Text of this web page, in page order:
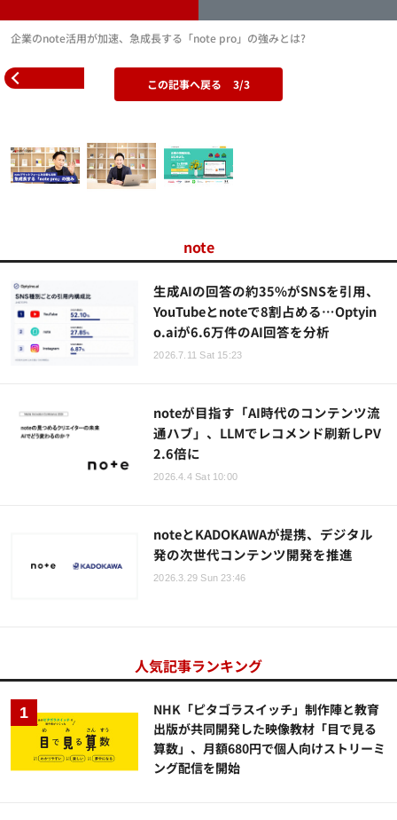
企業のnote活用が加速、急成長する「note pro」の強みとは?
この記事へ戻る 3/3
note
生成AIの回答の約35%がSNSを引用、
YouTubeとnoteで8割占める…Optyin
o.aiが6.6万件のAI回答を分析
2026.7.11 Sat 15:23
noteが目指す「AI時代のコンテンツ流
通ハブ」、LLMでレコメンド刷新しPV
2.6倍に
2026.4.4 Sat 10:00
noteとKADOKAWAが提携、デジタル
発の次世代コンテンツ開発を推進
2026.3.29 Sun 23:46
人気記事ランキング
NHK「ピタゴラスイッチ」制作陣と教育
出版が共同開発した映像教材「目で見る
算数」、月額680円で個人向けストリーミ
ング配信を開始